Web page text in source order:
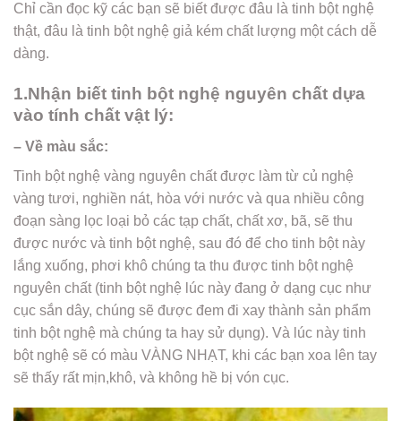
Chỉ cần đọc kỹ các bạn sẽ biết được đâu là tinh bột nghệ
thật, đâu là tinh bột nghệ giả kém chất lượng một cách dễ
dàng.
1.Nhận biết tinh bột nghệ nguyên chất dựa
vào tính chất vật lý:
– Về màu sắc:
Tinh bột nghệ vàng nguyên chất được làm từ củ nghệ
vàng tươi, nghiền nát, hòa với nước và qua nhiều công
đoạn sàng lọc loại bỏ các tạp chất, chất xơ, bã, sẽ thu
được nước và tinh bột nghệ, sau đó để cho tinh bột này
lắng xuống, phơi khô chúng ta thu được tinh bột nghệ
nguyên chất (tinh bột nghệ lúc này đang ở dạng cục như
cục sắn dây, chúng sẽ được đem đi xay thành sản phẩm
tinh bột nghệ mà chúng ta hay sử dụng). Và lúc này tinh
bột nghệ sẽ có màu VÀNG NHẠT, khi các bạn xoa lên tay
sẽ thấy rất mịn,khô, và không hề bị vón cục.